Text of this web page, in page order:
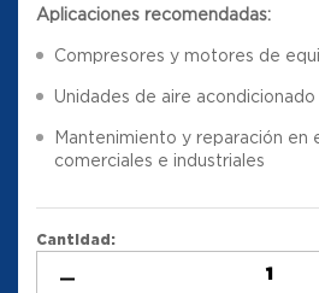
Aplicaciones recomendadas:
Compresores y motores de
Unidades de aire
Mantenimiento y reparación en
comerciales e industriales
Cantidad: